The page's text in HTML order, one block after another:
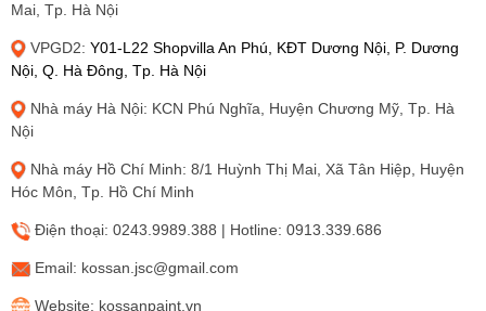
Mai, Tp. Hà Nội
VPGD2: Y01-L22 Shopvilla An Phú, KĐT Dương Nội, P. Dương
Nội, Q. Hà Đông, Tp. Hà Nội
Nhà máy Hà Nội: KCN Phú Nghĩa, Huyện Chương Mỹ, Tp. Hà
Nội
Nhà máy Hồ Chí Minh: 8/1 Huỳnh Thị Mai, Xã Tân Hiệp, Huyện
Hóc Môn, Tp. Hồ Chí Minh
Điện thoại: 0243.9989.388 | Hotline: 0913.339.686
Email: kossan.jsc@gmail.com
Website: kossanpaint.vn